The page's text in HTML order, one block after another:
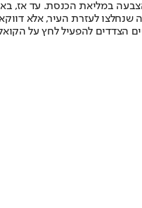
במליאת הכנסת. עד אז,
שנחלצו לעזרת העיר, אלא
הצדדים להפעיל לחץ על